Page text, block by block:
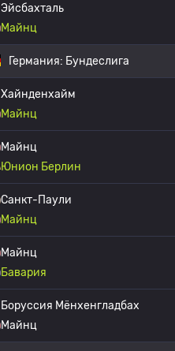
Эйсбахталь
Майнц
Германия: Бундеслига
Хайнденхайм
Майнц
Майнц
Юнион Берлин
Санкт-Паули
Майнц
Майнц
Бавария
Боруссия Мёнхенгладбах
Майнц